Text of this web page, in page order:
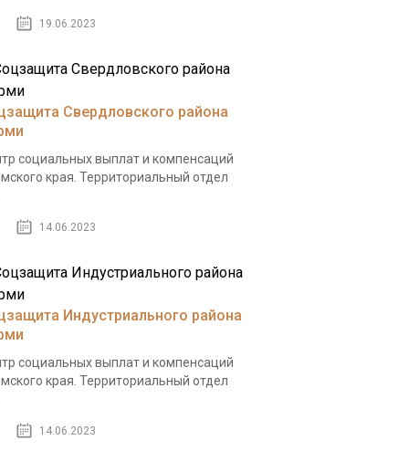
19.06.2023
Свердловского района
социальных выплат и компенсаций
края. Территориальный отдел
14.06.2023
Индустриального района
социальных выплат и компенсаций
края. Территориальный отдел
14.06.2023